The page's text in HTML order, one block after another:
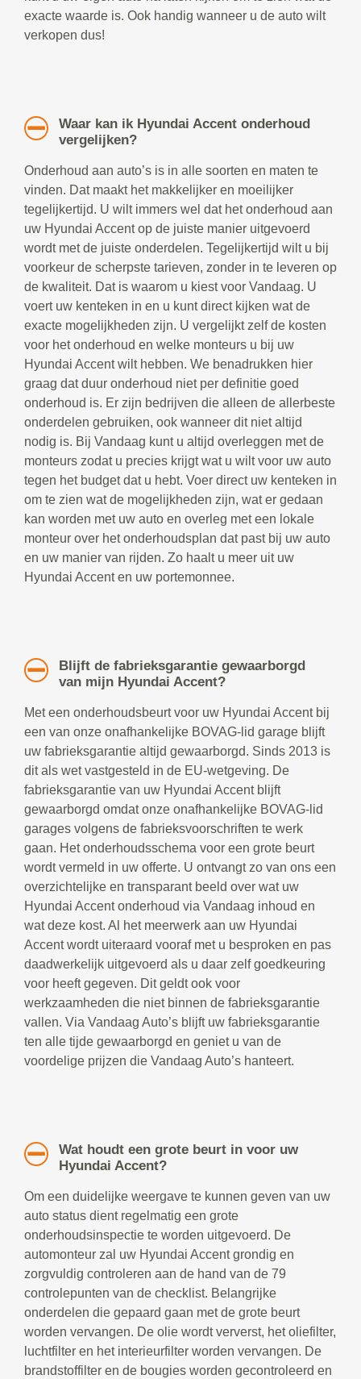
exacte waarde is. Ook handig wanneer u de auto wilt
verkopen dus!
Waar kan ik Hyundai Accent onderhoud
vergelijken?
Onderhoud aan auto’s is in alle soorten en maten te
vinden. Dat maakt het makkelijker en moeilijker
tegelijkertijd. U wilt immers wel dat het onderhoud aan
uw Hyundai Accent op de juiste manier uitgevoerd
wordt met de juiste onderdelen. Tegelijkertijd wilt u bij
voorkeur de scherpste tarieven, zonder in te leveren op
de kwaliteit. Dat is waarom u kiest voor Vandaag. U
voert uw kenteken in en u kunt direct kijken wat de
exacte mogelijkheden zijn. U vergelijkt zelf de kosten
voor het onderhoud en welke monteurs u bij uw
Hyundai Accent wilt hebben. We benadrukken hier
graag dat duur onderhoud niet per definitie goed
onderhoud is. Er zijn bedrijven die alleen de allerbeste
onderdelen gebruiken, ook wanneer dit niet altijd
nodig is. Bij Vandaag kunt u altijd overleggen met de
monteurs zodat u precies krijgt wat u wilt voor uw auto
tegen het budget dat u hebt. Voer direct uw kenteken in
om te zien wat de mogelijkheden zijn, wat er gedaan
kan worden met uw auto en overleg met een lokale
monteur over het onderhoudsplan dat past bij uw auto
en uw manier van rijden. Zo haalt u meer uit uw
Hyundai Accent en uw portemonnee.
Blijft de fabrieksgarantie gewaarborgd
van mijn Hyundai Accent?
Met een onderhoudsbeurt voor uw Hyundai Accent bij
een van onze onafhankelijke BOVAG-lid garage blijft
uw fabrieksgarantie altijd gewaarborgd. Sinds 2013 is
dit als wet vastgesteld in de EU-wetgeving. De
fabrieksgarantie van uw Hyundai Accent blijft
gewaarborgd omdat onze onafhankelijke BOVAG-lid
garages volgens de fabrieksvoorschriften te werk
gaan. Het onderhoudsschema voor een grote beurt
wordt vermeld in uw offerte. U ontvangt zo van ons een
overzichtelijke en transparant beeld over wat uw
Hyundai Accent onderhoud via Vandaag inhoud en
wat deze kost. Al het meerwerk aan uw Hyundai
Accent wordt uiteraard vooraf met u besproken en pas
daadwerkelijk uitgevoerd als u daar zelf goedkeuring
voor heeft gegeven. Dit geldt ook voor
werkzaamheden die niet binnen de fabrieksgarantie
vallen. Via Vandaag Auto’s blijft uw fabrieksgarantie
ten alle tijde gewaarborgd en geniet u van de
voordelige prijzen die Vandaag Auto’s hanteert.
Wat houdt een grote beurt in voor uw
Hyundai Accent?
Om een duidelijke weergave te kunnen geven van uw
auto status dient regelmatig een grote
onderhoudsinspectie te worden uitgevoerd. De
automonteur zal uw Hyundai Accent grondig en
zorgvuldig controleren aan de hand van de 79
controlepunten van de checklist. Belangrijke
onderdelen die gepaard gaan met de grote beurt
worden vervangen. De olie wordt ververst, het oliefilter,
luchtfilter en het interieurfilter worden vervangen. De
brandstoffilter en de bougies worden gecontroleerd en